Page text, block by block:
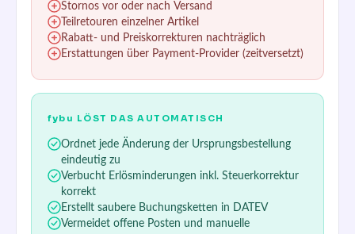
Stornos vor oder nach Versand
Teilretouren einzelner Artikel
Rabatt- und Preiskorrekturen nachträglich
Erstattungen über Payment-Provider (zeitversetzt)
fybu LÖST DAS AUTOMATISCH
Ordnet jede Änderung der Ursprungsbestellung
eindeutig zu
Verbucht Erlösminderungen inkl. Steuerkorrektur
korrekt
Erstellt saubere Buchungsketten in DATEV
Vermeidet offene Posten und manuelle